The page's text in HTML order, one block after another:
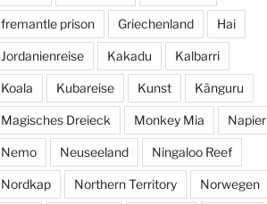
fremantle prison Griechenland Hai
Jordanienreise Kakadu Kalbarri
Koala Kubareise Kunst Känguru
Magisches Dreieck Monkey Mia Napier
Nemo Neuseeland Ningaloo Reef
Nordkap Northern Territory Norwegen